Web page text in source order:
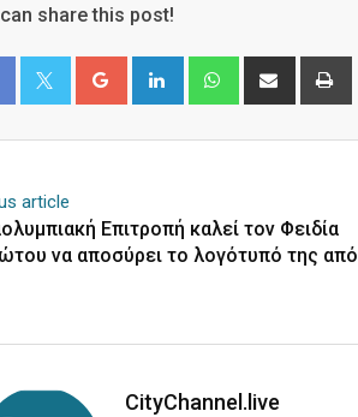
share this post!
Google+ LinkedIn WhatsappShare
article
Επιτροπή καλεί τον Φειδία
να αποσύρει το λογότυπό της από
CityChannel.live